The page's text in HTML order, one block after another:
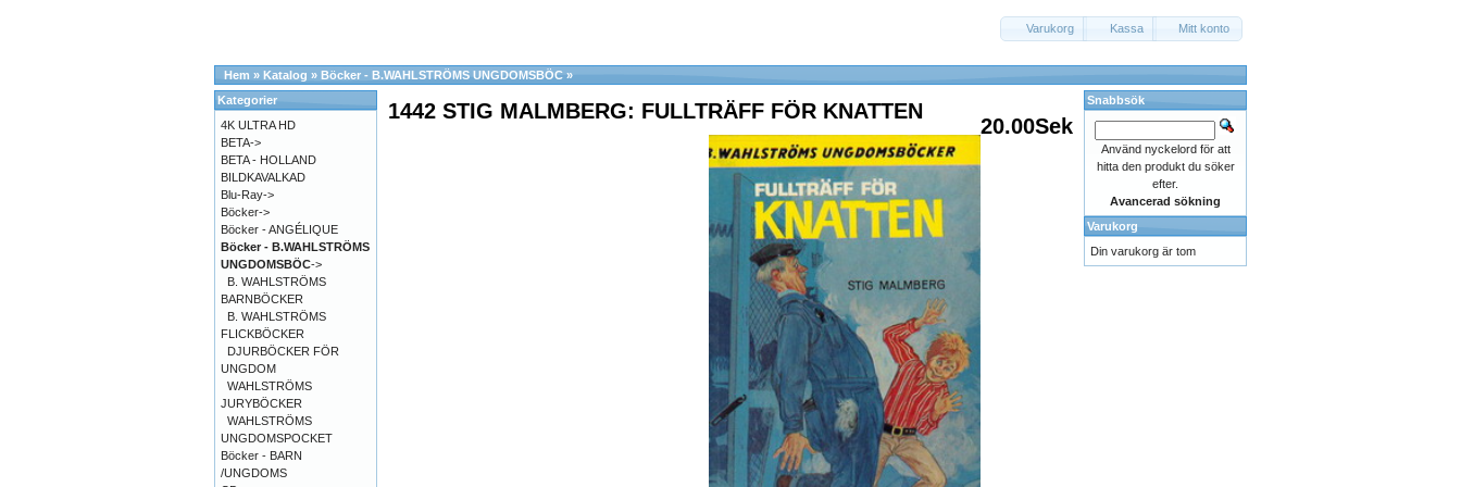
Varukorg Kassa Mitt konto
Hem » Katalog » Böcker - B.WAHLSTRÖMS UNGDOMSBÖC »
20.00Sek
1442 STIG MALMBERG: FULLTRÄFF FÖR KNATTEN
Kategorier
4K ULTRA HD
BETA->
BETA - HOLLAND
BILDKAVALKAD
Blu-Ray->
Böcker->
Böcker - ANGÉLIQUE
Böcker - B.WAHLSTRÖMS
UNGDOMSBÖC->
B. WAHLSTRÖMS
BARNBÖCKER
B. WAHLSTRÖMS
FLICKBÖCKER
DJURBÖCKER FÖR
UNGDOM
WAHLSTRÖMS
JURYBÖCKER
WAHLSTRÖMS
UNGDOMSPOCKET
Böcker - BARN
/UNGDOMS
Snabbsök
Använd nyckelord för att
hitta den produkt du söker
efter.
Avancerad sökning
Varukorg
Din varukorg är tom